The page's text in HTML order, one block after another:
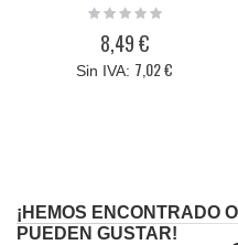
Rating:
8,49 €
7,02 €
¡HEMOS ENCONTRADO
PUEDEN GUSTAR!